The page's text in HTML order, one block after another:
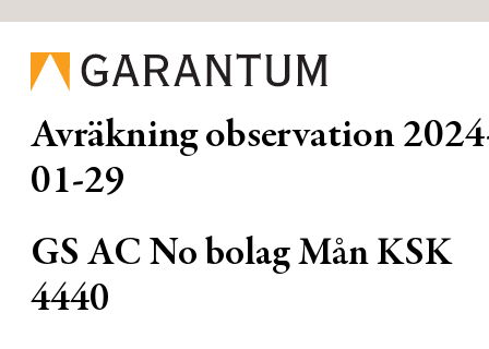
Avräkning observation
01-29
GS AC No bolag Mån KSK
4440